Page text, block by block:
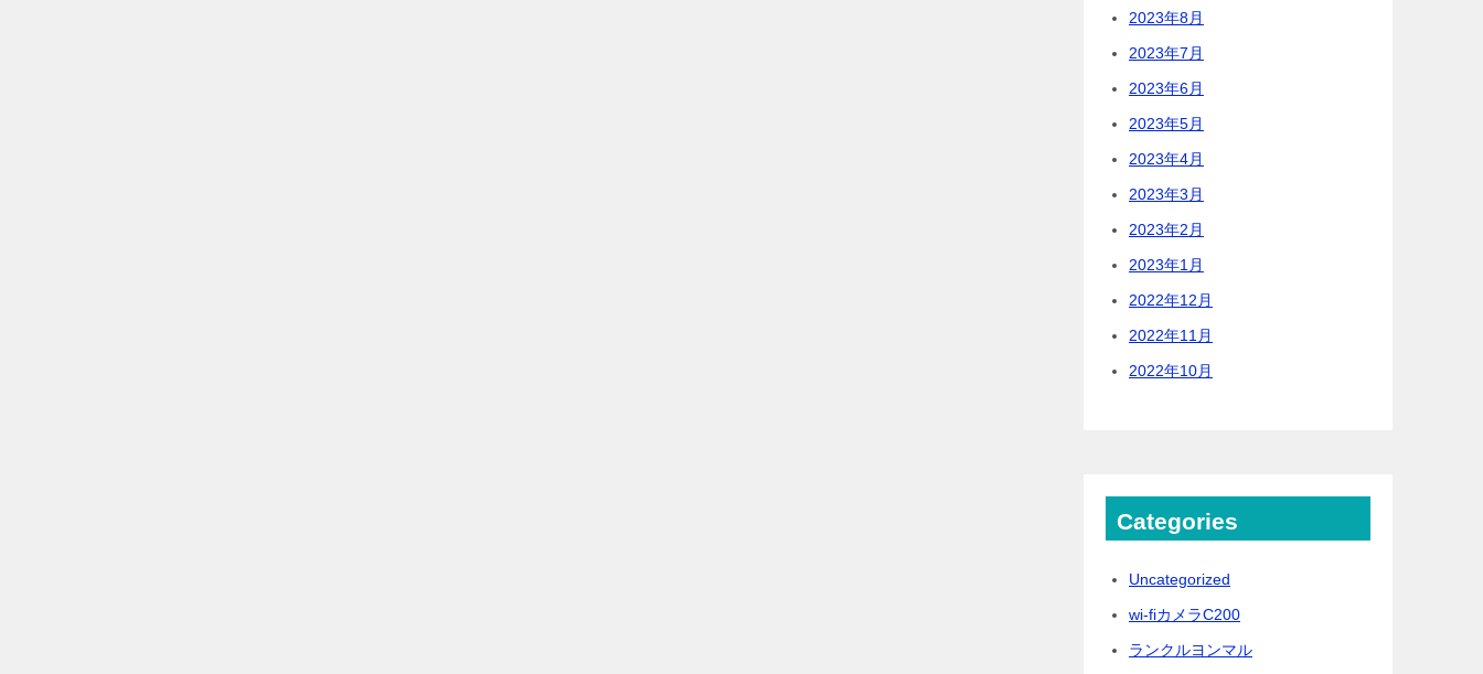
2023年8月
2023年7月
2023年6月
2023年5月
2023年4月
2023年3月
2023年2月
2023年1月
2022年12月
2022年11月
2022年10月
Categories
Uncategorized
wi-fiカメラC200
ランクルヨンマル